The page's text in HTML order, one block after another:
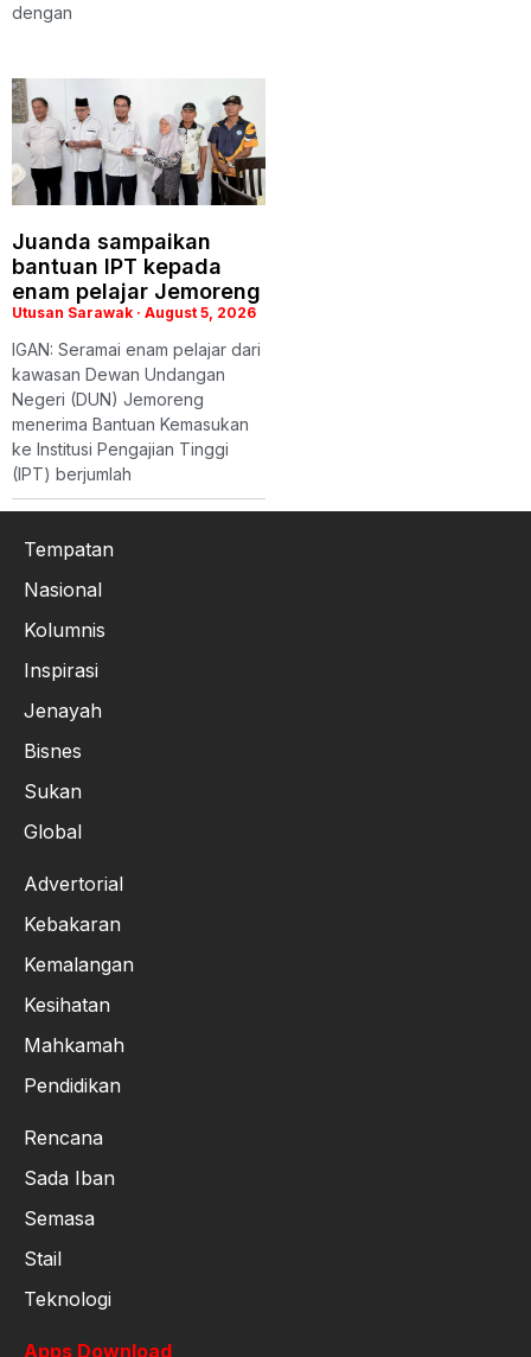
dengan
Juanda sampaikan
bantuan IPT kepada
enam pelajar Jemoreng
Utusan Sarawak August 5, 2026
IGAN: Seramai enam pelajar dari
kawasan Dewan Undangan
Negeri (DUN) Jemoreng
menerima Bantuan Kemasukan
ke Institusi Pengajian Tinggi
(IPT) berjumlah
Tempatan
Nasional
Kolumnis
Inspirasi
Jenayah
Bisnes
Sukan
Global
Advertorial
Kebakaran
Kemalangan
Kesihatan
Mahkamah
Pendidikan
Rencana
Sada Iban
Semasa
Stail
Teknologi
Apps Download